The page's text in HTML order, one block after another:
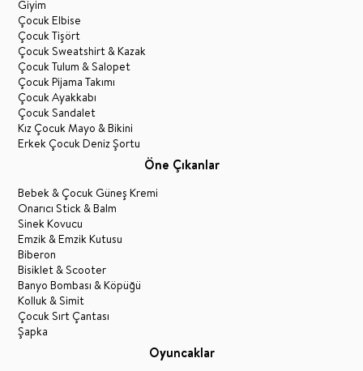
Giyim
Çocuk Elbise
Çocuk Tişört
Çocuk Sweatshirt & Kazak
Çocuk Tulum & Salopet
Çocuk Pijama Takımı
Çocuk Ayakkabı
Çocuk Sandalet
Kız Çocuk Mayo & Bikini
Erkek Çocuk Deniz Şortu
Öne Çıkanlar
Bebek & Çocuk Güneş Kremi
Onarıcı Stick & Balm
Sinek Kovucu
Emzik & Emzik Kutusu
Biberon
Bisiklet & Scooter
Banyo Bombası & Köpüğü
Kolluk & Simit
Çocuk Sırt Çantası
Şapka
Oyuncaklar